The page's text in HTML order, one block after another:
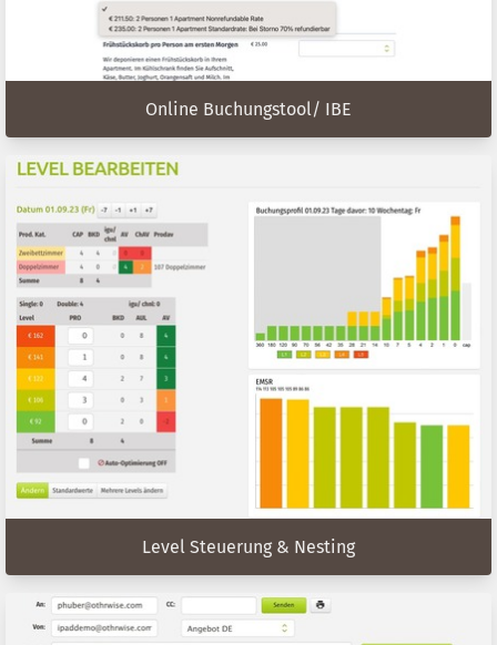
Online Buchungstool/ IBE
Level Steuerung & Nesting